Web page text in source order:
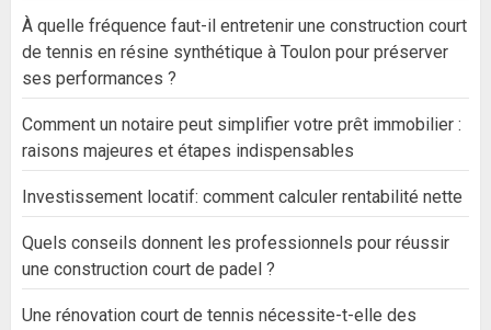
À quelle fréquence faut-il entretenir une construction court
de tennis en résine synthétique à Toulon pour préserver
ses performances ?
Comment un notaire peut simplifier votre prêt immobilier :
raisons majeures et étapes indispensables
Investissement locatif: comment calculer rentabilité nette
Quels conseils donnent les professionnels pour réussir
une construction court de padel ?
Une rénovation court de tennis nécessite-t-elle des